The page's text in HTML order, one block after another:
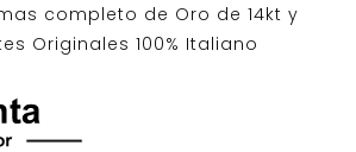
completo de Oro de 14kt y
Originales 100% Italiano